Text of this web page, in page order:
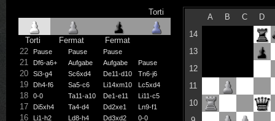
Torti Fermat Fermat
Torti
22 Pause Pause Pause
21 Df6-a6+ Aufgabe Aufgabe Pause
20 Si3-g4 Sc6xd4 De11-d10 Tn6-j6
19 Dh4-f6 Sa5-c6 Li14xm10 Lc5xd4
18 0-0 Ta11-a10 De1-e11 Li11-c5
17 Di5xh4 Ta4-d4 Dd2xe1 Ln9-f1
16 Li1-h2 Ld8-h4 Dd3xd2 0-0
A B C
D
14
13
12
11
10